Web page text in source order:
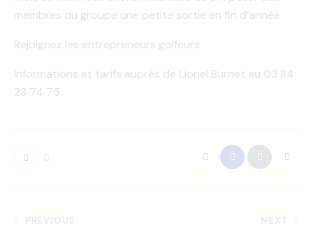
membres du groupe une petite sortie en fin d’année
Rejoignez les entrepreneurs golfeurs
Informations et tarifs auprès de Lionel Burnet au 03 84
23 74 75.